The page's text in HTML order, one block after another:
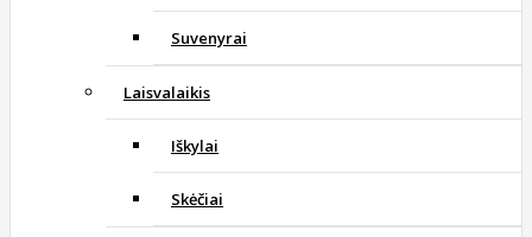
Suvenyrai
Laisvalaikis
Iškylai
Skėčiai